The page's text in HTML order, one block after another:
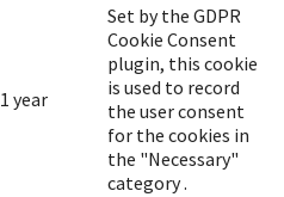
1 year
Set by the GDPR
Cookie Consent
plugin, this cookie
is used to record
the user consent
for the cookies in
the "Necessary"
category .